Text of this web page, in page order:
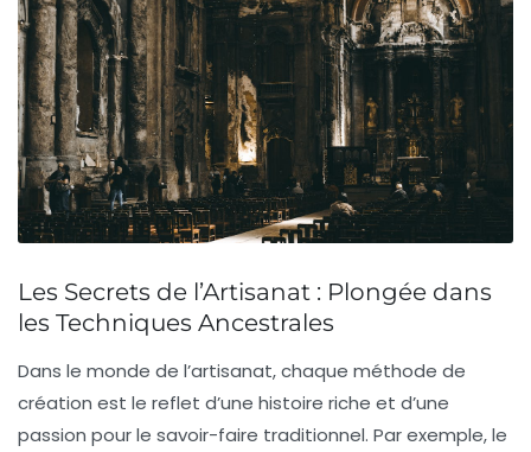
Les Secrets de l’Artisanat : Plongée dans
les Techniques Ancestrales
Dans le monde de l’artisanat, chaque méthode de
création est le reflet d’une histoire riche et d’une
passion pour le savoir-faire traditionnel. Par exemple, le